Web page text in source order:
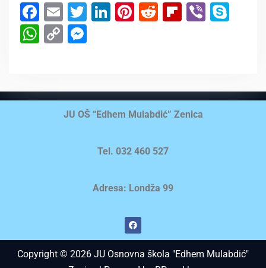
Facebook
EmailTwitter
LinkedIn
Pinterest
RedditFlipboard
Viber
WhatsApp
Copy
JU OŠ “Edhem Mulabdić” Zenica
Tel. 032 460 527
Adresa: Londža 99
Copyright © 2026 JU Osnovna škola "Edhem Mulabdić"